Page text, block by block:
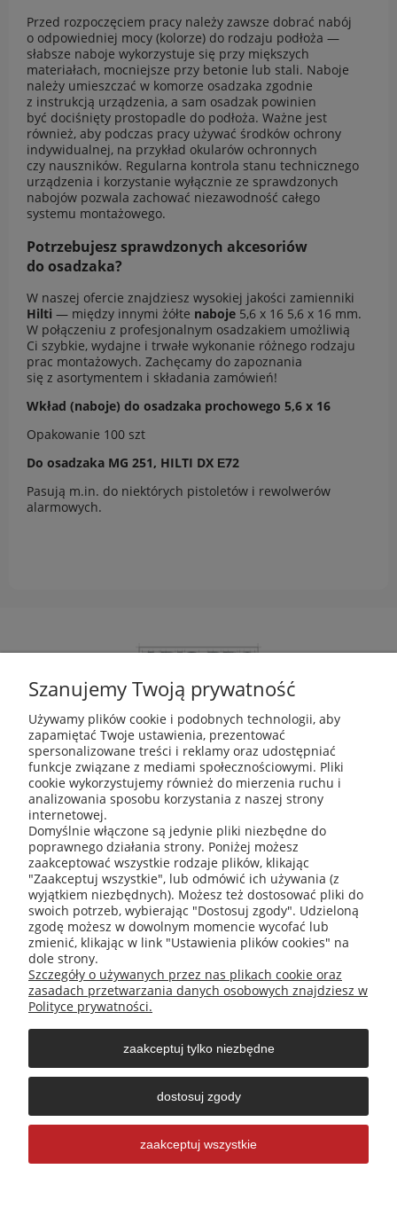
Przed rozpoczęciem pracy należy zawsze dobrać nabój
o odpowiedniej mocy (kolorze) do rodzaju podłoża —
słabsze naboje wykorzystuje się przy miększych
materiałach, mocniejsze przy betonie lub stali. Naboje
należy umieszczać w komorze osadzaka zgodnie
z instrukcją urządzenia, a sam osadzak powinien
być dociśnięty prostopadle do podłoża. Ważne jest
również, aby podczas pracy używać środków ochrony
indywidualnej, na przykład okularów ochronnych
czy nauszników. Regularna kontrola stanu technicznego
urządzenia i korzystanie wyłącznie ze sprawdzonych
nabojów pozwala zachować niezawodność całego
systemu montażowego.
Potrzebujesz sprawdzonych akcesoriów
do osadzaka?
W naszej ofercie znajdziesz wysokiej jakości zamienniki
Hilti — między innymi żółte naboje 5,6 x 16 5,6 x 16 mm.
W połączeniu z profesjonalnym osadzakiem umożliwią
Ci szybkie, wydajne i trwałe wykonanie różnego rodzaju
prac montażowych. Zachęcamy do zapoznania
się z asortymentem i składania zamówień!
Wkład (naboje) do osadzaka prochowego 5,6 x 16
Opakowanie 100 szt
Do osadzaka MG 251, HILTI DX Е72
Pasują m.in. do niektórych pistoletów i rewolwerów
alarmowych.
ABIS Pro sp. z o. o.
ul. Głogowska 11
30-416 Kraków
+48 531 809 706
office@abispro.pl
Blog
Moje konto
Szanujemy Twoją prywatność
Używamy plików cookie i podobnych technologii, aby
zapamiętać Twoje ustawienia, prezentować
spersonalizowane treści i reklamy oraz udostępniać
funkcje związane z mediami społecznościowymi. Pliki
cookie wykorzystujemy również do mierzenia ruchu i
analizowania sposobu korzystania z naszej strony
internetowej.
Domyślnie włączone są jedynie pliki niezbędne do
poprawnego działania strony. Poniżej możesz
zaakceptować wszystkie rodzaje plików, klikając
"Zaakceptuj wszystkie", lub odmówić ich używania (z
wyjątkiem niezbędnych). Możesz też dostosować pliki do
swoich potrzeb, wybierając "Dostosuj zgody". Udzieloną
zgodę możesz w dowolnym momencie wycofać lub
zmienić, klikając w link "Ustawienia plików cookies" na
dole strony.
Szczegóły o używanych przez nas plikach cookie oraz
zasadach przetwarzania danych osobowych znajdziesz w
Polityce prywatności.
zaakceptuj tylko niezbędne
dostosuj zgody
zaakceptuj wszystkie